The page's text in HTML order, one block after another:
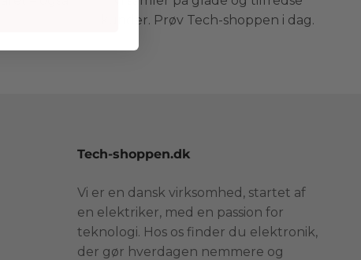
kunder. Prøv Tech-shoppen i dag.
Tech-shoppen.dk
Vi er en dansk virksomhed, startet af
en elektriker, med en passion for
teknologi. Hos os finder du elektronik,
der gør hverdagen nemmere og